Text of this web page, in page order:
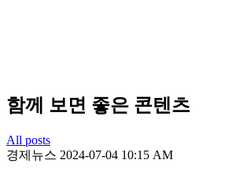
함께 보면 좋은 콘텐츠
All posts
경제뉴스 2024-07-04 10:15 AM